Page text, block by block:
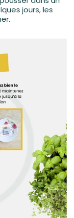
jours, les